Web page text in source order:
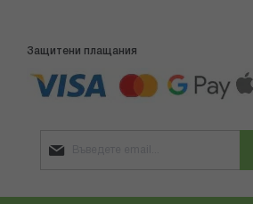
Защитени плащания